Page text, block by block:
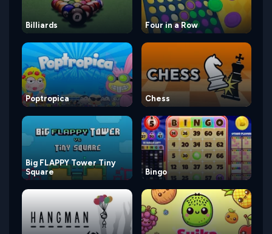
Billiards Four in a Row
Poptropica Chess
Big FLAPPY Tower Tiny
Square
Bingo